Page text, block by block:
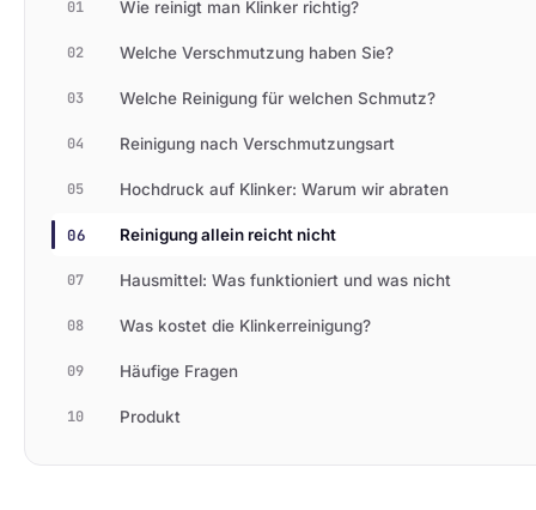
01 Wie reinigt man Klinker richtig?
02 Welche Verschmutzung haben Sie?
03 Welche Reinigung für welchen Schmutz?
04 Reinigung nach Verschmutzungsart
05 Hochdruck auf Klinker: Warum wir abraten
06 Reinigung allein reicht nicht
07 Hausmittel: Was funktioniert und was nicht
08 Was kostet die Klinkerreinigung?
09 Häufige Fragen
10 Produkt